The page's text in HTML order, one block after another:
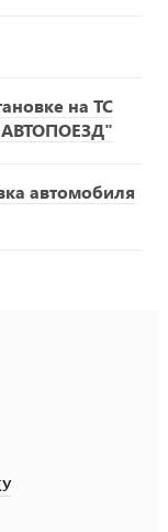
на ТС
автомобиля